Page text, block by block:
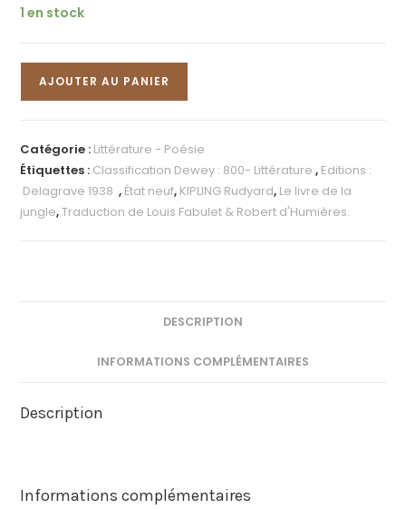
1 en stock
AJOUTER AU PANIER
Catégorie : Littérature - Poésie
Étiquettes : Classification Dewey : 800- Littérature., Editions :
Delagrave 1938 ., État neuf, KIPLING Rudyard‎, Le livre de la
jungle,Traduction de Louis Fabulet & Robert d'Humières.
DESCRIPTION
INFORMATIONS COMPLÉMENTAIRES
Description
Informations complémentaires